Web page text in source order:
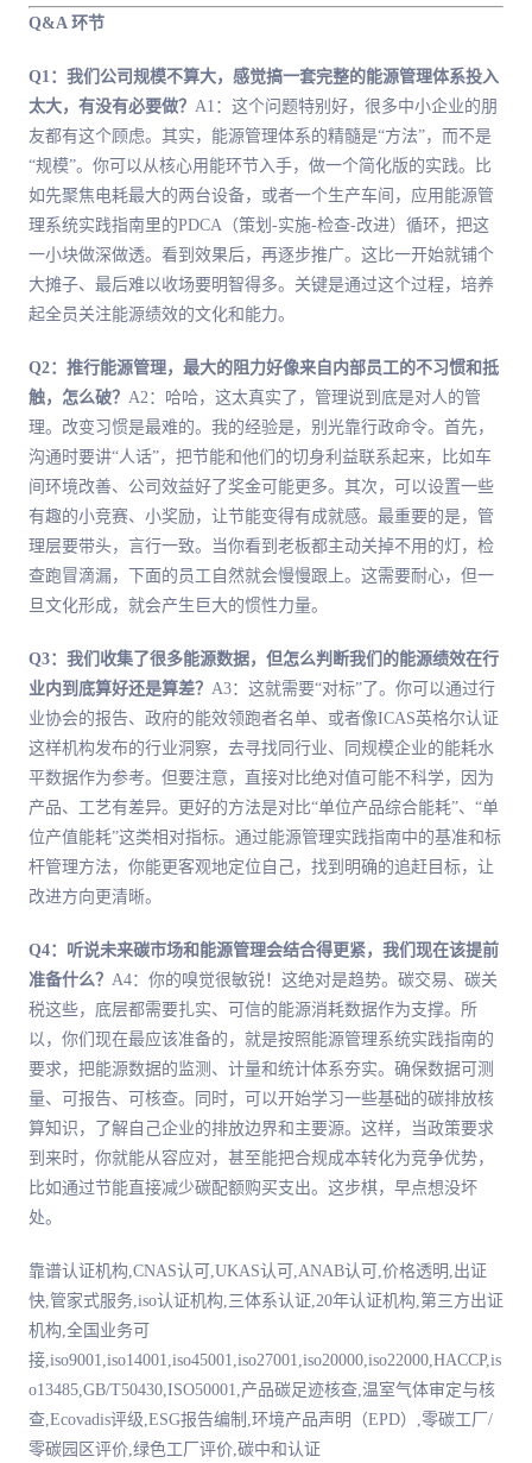
Q&A 环节
Q1：我们公司规模不算大，感觉搞一套完整的能源管理体系投入
太大，有没有必要做？ A1：这个问题特别好，很多中小企业的朋
友都有这个顾虑。其实，能源管理体系的精髓是“方法”，而不是
“规模”。你可以从核心用能环节入手，做一个简化版的实践。比
如先聚焦电耗最大的两台设备，或者一个生产车间，应用能源管
理系统实践指南里的PDCA（策划-实施-检查-改进）循环，把这
一小块做深做透。看到效果后，再逐步推广。这比一开始就铺个
大摊子、最后难以收场要明智得多。关键是通过这个过程，培养
起全员关注能源绩效的文化和能力。
Q2：推行能源管理，最大的阻力好像来自内部员工的不习惯和抵
触，怎么破？ A2：哈哈，这太真实了，管理说到底是对人的管
理。改变习惯是最难的。我的经验是，别光靠行政命令。首先，
沟通时要讲“人话”，把节能和他们的切身利益联系起来，比如车
间环境改善、公司效益好了奖金可能更多。其次，可以设置一些
有趣的小竞赛、小奖励，让节能变得有成就感。最重要的是，管
理层要带头，言行一致。当你看到老板都主动关掉不用的灯，检
查跑冒滴漏，下面的员工自然就会慢慢跟上。这需要耐心，但一
旦文化形成，就会产生巨大的惯性力量。
Q3：我们收集了很多能源数据，但怎么判断我们的能源绩效在行
业内到底算好还是算差？ A3：这就需要“对标”了。你可以通过行
业协会的报告、政府的能效领跑者名单、或者像ICAS英格尔认证
这样机构发布的行业洞察，去寻找同行业、同规模企业的能耗水
平数据作为参考。但要注意，直接对比绝对值可能不科学，因为
产品、工艺有差异。更好的方法是对比“单位产品综合能耗”、“单
位产值能耗”这类相对指标。通过能源管理实践指南中的基准和标
杆管理方法，你能更客观地定位自己，找到明确的追赶目标，让
改进方向更清晰。
Q4：听说未来碳市场和能源管理会结合得更紧，我们现在该提前
准备什么？ A4：你的嗅觉很敏锐！这绝对是趋势。碳交易、碳关
税这些，底层都需要扎实、可信的能源消耗数据作为支撑。所
以，你们现在最应该准备的，就是按照能源管理系统实践指南的
要求，把能源数据的监测、计量和统计体系夯实。确保数据可测
量、可报告、可核查。同时，可以开始学习一些基础的碳排放核
算知识，了解自己企业的排放边界和主要源。这样，当政策要求
到来时，你就能从容应对，甚至能把合规成本转化为竞争优势，
比如通过节能直接减少碳配额购买支出。这步棋，早点想没坏
处。
靠谱认证机构,CNAS认可,UKAS认可,ANAB认可,价格透明,出证
快,管家式服务,iso认证机构,三体系认证,20年认证机构,第三方出证
机构,全国业务可
接,iso9001,iso14001,iso45001,iso27001,iso20000,iso22000,HACCP,is
o13485,GB/T50430,ISO50001,产品碳足迹核查,温室气体审定与核
查,Ecovadis评级,ESG报告编制,环境产品声明（EPD）,零碳工厂/
零碳园区评价,绿色工厂评价,碳中和认证